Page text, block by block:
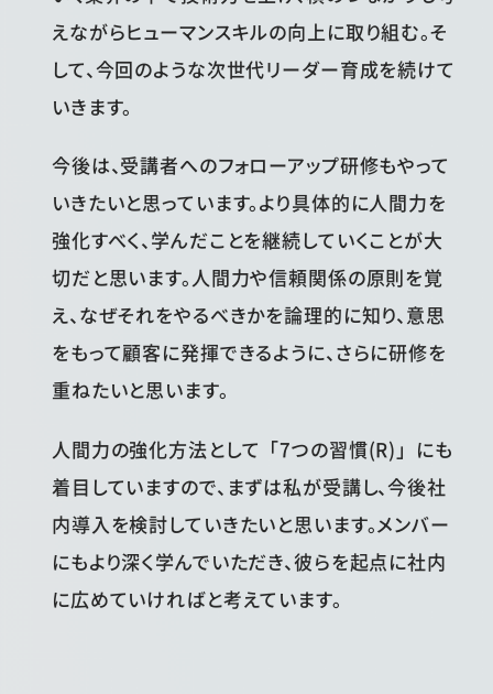
えながらヒューマンスキルの向上に取り組む。そ
して、今回のような次世代リーダー育成を続けて
いきます。
今後は、受講者へのフォローアップ研修もやって
いきたいと思っています。より具体的に人間力を
強化すべく、学んだことを継続していくことが大
切だと思います。人間力や信頼関係の原則を覚
え、なぜそれをやるべきかを論理的に知り、意思
をもって顧客に発揮できるように、さらに研修を
重ねたいと思います。
人間力の強化方法として「7つの習慣(R)」にも
着目していますので、まずは私が受講し、今後社
内導入を検討していきたいと思います。メンバー
にもより深く学んでいただき、彼らを起点に社内
に広めていければと考えています。